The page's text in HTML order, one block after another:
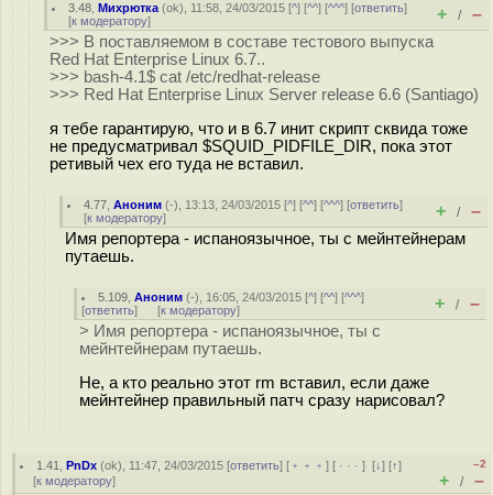
3.48 ,Михрютка (ok), 11:58, 24/03/2015 [^] [^^] [^^^] [ответить]
[к модератору] + / –
>>> В поставляемом в составе тестового выпуска
Red Hat Enterprise Linux 6.7..
>>> bash-4.1$ cat /etc/redhat-release
>>> Red Hat Enterprise Linux Server release 6.6 (Santiago)
я тебе гарантирую, что и в 6.7 инит скрипт сквида тоже
не предусматривал $SQUID_PIDFILE_DIR, пока этот
ретивый чех его туда не вставил.
4.77 ,Аноним (-), 13:13, 24/03/2015 [^] [^^] [^^^] [ответить]
[к модератору] + / –
Имя репортера - испаноязычное, ты с мейнтейнерам
путаешь.
5.109 ,Аноним (-), 16:05, 24/03/2015 [^] [^^] [^^^]
[ответить] [к модератору] + / –
> Имя репортера - испаноязычное, ты с
мейнтейнерам путаешь.
Не, а кто реально этот rm вставил, если даже
мейнтейнер правильный патч сразу нарисовал?
1.41 ,PnDx (ok), 11:47, 24/03/2015 [ответить] [ ﹢﹢﹢] [ · · ·][↓] [↑]
[к модератору]
–2
+ / –